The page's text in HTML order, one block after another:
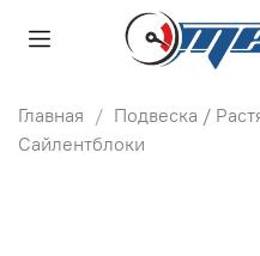
Главная
Подвеска /
Сайлентблоки